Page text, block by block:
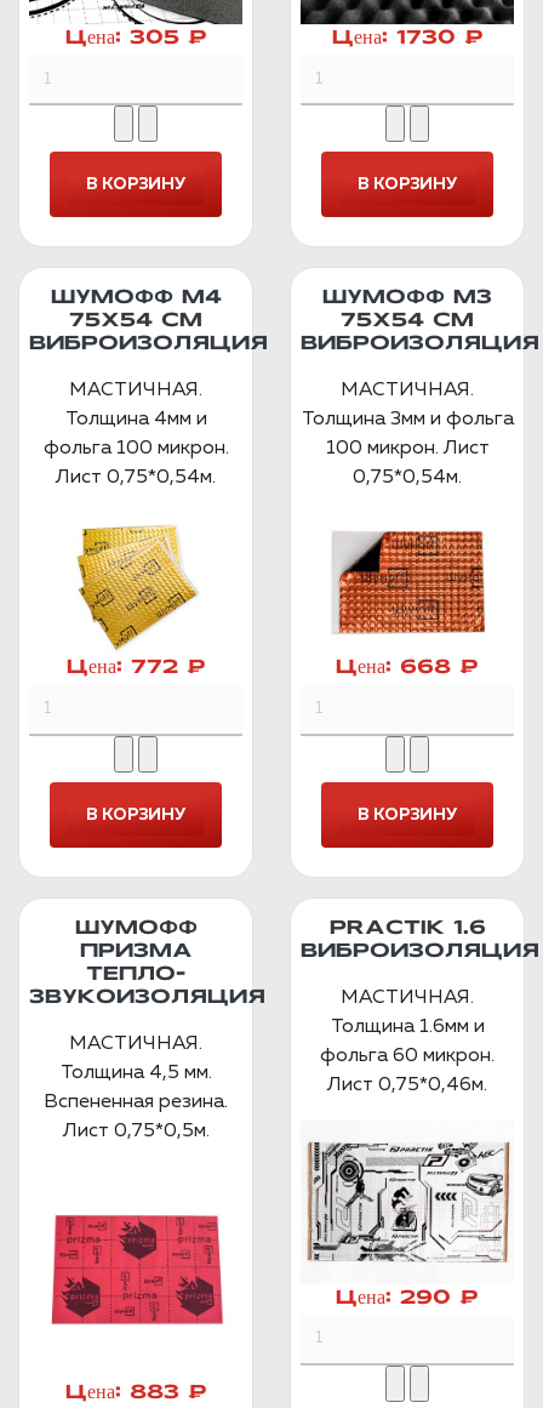
Цена: 305 ₽ Цена: 1730 ₽
ШУМОФФ М4
75Х54 СМ
ВИБРОИЗОЛЯЦИЯ
МАСТИЧНАЯ.
Толщина 4мм и
фольга 100 микрон.
Лист 0,75*0,54м.
Цена: 772 ₽
ШУМОФФ М3
75Х54 СМ
ВИБРОИЗОЛЯЦИЯ
МАСТИЧНАЯ.
Толщина 3мм и фольга
100 микрон. Лист
0,75*0,54м.
Цена: 668 ₽
ШУМОФФ
ПРИЗМА
ТЕПЛО-
ЗВУКОИЗОЛЯЦИЯ
МАСТИЧНАЯ.
Толщина 4,5 мм.
Вспененная резина.
Лист 0,75*0,5м.
Цена: 883 ₽
PRACTIK 1.6
ВИБРОИЗОЛЯЦИЯ
МАСТИЧНАЯ.
Толщина 1.6мм и
фольга 60 микрон.
Лист 0,75*0,46м.
Цена: 290 ₽